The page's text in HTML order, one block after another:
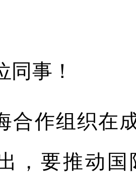
同事！
合作组织在
，要推动